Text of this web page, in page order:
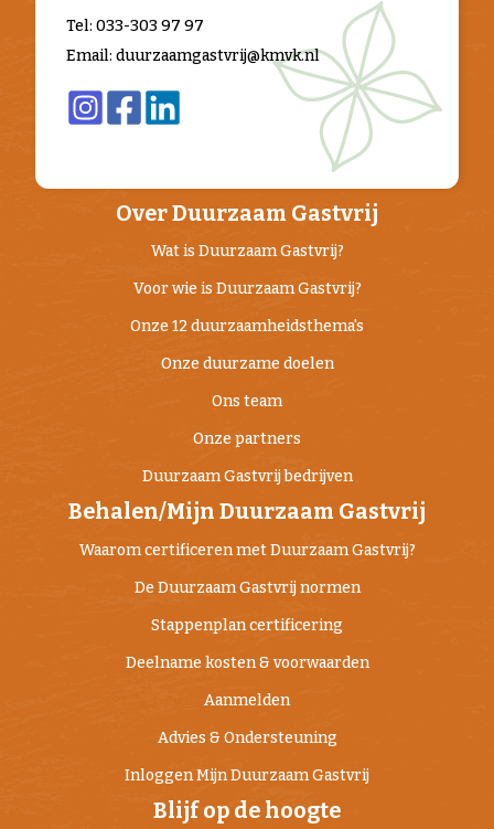
Over Duurzaam Gastvrij
Wat is Duurzaam Gastvrij?
Voor wie is Duurzaam Gastvrij?
Onze 12 duurzaamheidsthema's
Onze duurzame doelen
Ons team
Onze partners
Duurzaam Gastvrij bedrijven
Behalen/Mijn Duurzaam Gastvrij
Waarom certificeren met Duurzaam Gastvrij?
De Duurzaam Gastvrij normen
Stappenplan certificering
Deelname kosten & voorwaarden
Aanmelden
Advies & Ondersteuning
Inloggen Mijn Duurzaam Gastvrij
Blijf op de hoogte
Tel: 033-303 97 97
Email: duurzaamgastvrij@kmvk.nl